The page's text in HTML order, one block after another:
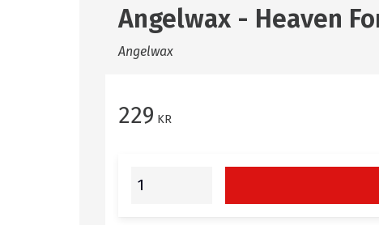
Angelwax - Heaven
Angelwax
229 KR